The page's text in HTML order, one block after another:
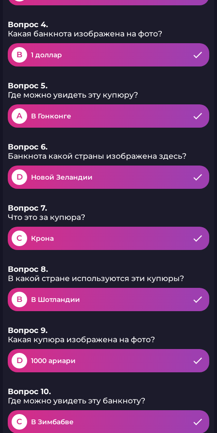
Вопрос 4.
Какая банкнота изображена на фото?
B 1 доллар
Вопрос 5.
Где можно увидеть эту купюру?
A В Гонконге
Вопрос 6.
Банкнота какой страны изображена здесь?
D Новой Зеландии
Вопрос 7.
Что это за купюра?
C Крона
Вопрос 8.
В какой стране используются эти купюры?
B В Шотландии
Вопрос 9.
Какая купюра изображена на фото?
D 1000 ариари
Вопрос 10.
Где можно увидеть эту банкноту?
C В Зимбабве